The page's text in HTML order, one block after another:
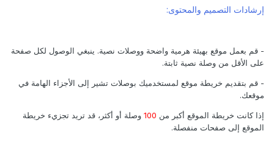
إرشادات التصميم والمحتوى:
- قم بعمل موقع بهيئة هرمية واضحة ووصلات نصية. ينبغي الوصول لكل صفحة
على الأقل من وصلة نصية ثابتة.
- قم بتقديم خريطة موقع لمستخدميك بوصلات تشير إلى الأجزاء الهامة في
موقعك.
إذا كانت خريطة الموقع أكبر من 100وصلة أو أكثر، قد تريد تجزيء خريطة
الموقع إلى صفحات منفصلة.